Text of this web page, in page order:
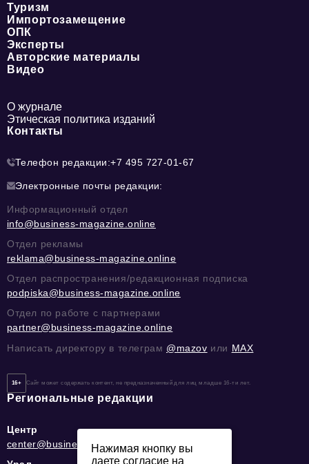
Туризм
Импортозамещение
ОПК
Эксперты
Авторские материалы
Видео
О журнале
Этическая политика изданий
Контакты
Телефон редакции:+7 495 727-01-67
Электронные почты редакции:
Информационный отдел
info@business-magazine.online
Отдел рекламы
reklama@business-magazine.online
Отдел распространения/редакционная подписка
podpiska@business-magazine.online
Отдел по работе с партнерами
partner@business-magazine.online
Написать директору в телеграм @mazov или MAX
16+ Сайт может содержать контент, не предназначенный для лиц младше 16-ти лет.
Региональные редакции
Центр
center@business-magazine.online
Нажимая кнопку вы
даете согласие на